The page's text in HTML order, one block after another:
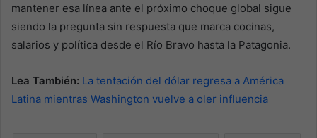
mantener esa línea ante el próximo choque global sigue
siendo la pregunta sin respuesta que marca cocinas,
salarios y política desde el Río Bravo hasta la Patagonia.
Lea También: La tentación del dólar regresa a América
Latina mientras Washington vuelve a oler influencia